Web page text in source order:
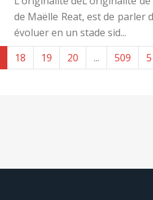
de Maëlle Reat, est de parler
évoluer en un stade sid...
18 19 20 ... 509